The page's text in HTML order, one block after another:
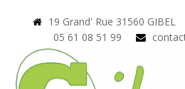
19 Grand' Rue 31560 GIBEL
05 61 08 51 99